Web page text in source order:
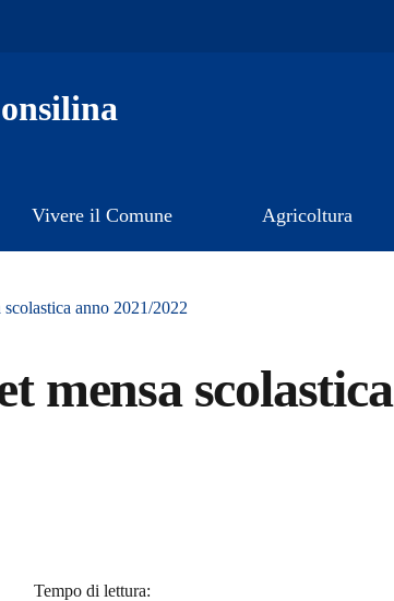
Vivere il Comune Agricoltura
anno 2021/2022
mensa scolastica
Tempo di lettura: